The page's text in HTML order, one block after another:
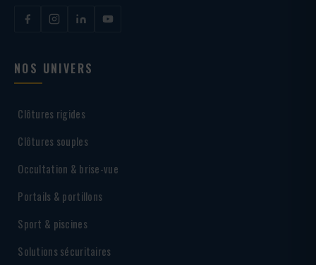
NOS UNIVERS
Clôtures rigides
Clôtures souples
Occultation & brise-vue
Portails & portillons
Sport & piscines
Solutions sécuritaires